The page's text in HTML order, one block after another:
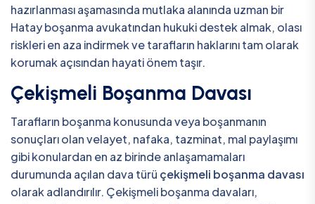
hazırlanması aşamasında mutlaka alanında uzman bir
Hatay boşanma avukatından hukuki destek almak, olası
riskleri en aza indirmek ve tarafların haklarını tam olarak
korumak açısından hayati önem taşır.
Çekişmeli Boşanma Davası
Tarafların boşanma konusunda veya boşanmanın
sonuçları olan velayet, nafaka, tazminat, mal paylaşımı
gibi konulardan en az birinde anlaşamamaları
durumunda açılan dava türü çekişmeli boşanma davası
olarak adlandırılır. Çekişmeli boşanma davaları,